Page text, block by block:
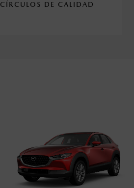
CÍRCULOS DE CALIDAD